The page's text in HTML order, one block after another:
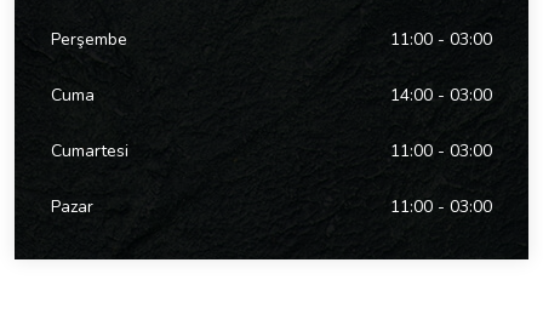
Perşembe 11:00 - 03:00
Cuma 14:00 - 03:00
Cumartesi 11:00 - 03:00
Pazar 11:00 - 03:00